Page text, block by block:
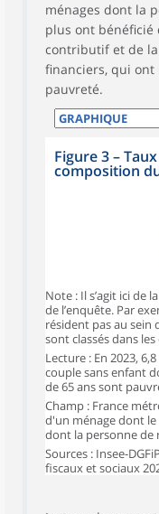
ménages dont la
plus ont
contributif et de
financiers, qui
pauvreté.
Figure 3 –
composition
Note : Il s’agit ici de
de l’enquête. Par
résident pas au sein
sont classés dans
Lecture : En 2023,
couple sans enfant
de 65 ans sont
Champ : France
d'un ménage dont
dont la personne de
Sources : Insee-
fiscaux et sociaux